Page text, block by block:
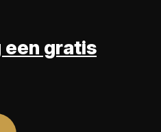
een gratis